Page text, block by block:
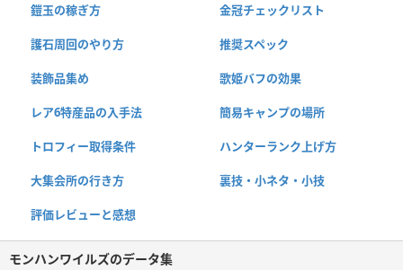
鎧玉の稼ぎ方 金冠チェックリスト
護石周回のやり方 推奨スペック
装飾品集め 歌姫バフの効果
レア6特産品の入手法 簡易キャンプの場所
トロフィー取得条件 ハンターランク上げ方
大集会所の行き方 裏技・小ネタ・小技
評価レビューと感想
モンハンワイルズのデータ集